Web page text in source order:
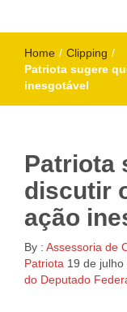
Home / Clipping /
Patriota sugere
inesgotável
Patriota
discutir
ação
By : Assessoria de
Patriota 19 de julho
do Deputado